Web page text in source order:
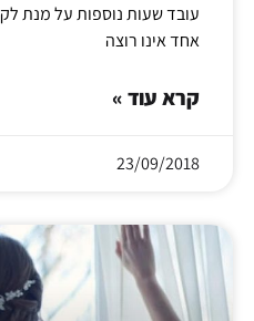
עובד שעות נוספות על מנת
אחד אינו רוצה
קרא עוד »
23/09/2018